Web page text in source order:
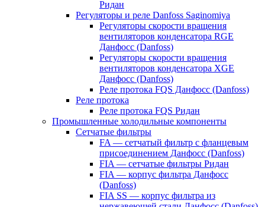
Ридан
Регуляторы и реле Danfoss Saginomiya
Регуляторы скорости вращения
вентиляторов конденсатора RGE
Данфосс (Danfoss)
Регуляторы скорости вращения
вентиляторов конденсатора XGE
Данфосс (Danfoss)
Реле протока FQS Данфосс (Danfoss)
Реле протока
Реле протока FQS Ридан
Промышленные холодильные компоненты
Сетчатые фильтры
FA — сетчатый фильтр с фланцевым
присоединением Данфосс (Danfoss)
FIA — сетчатые фильтры Ридан
FIA — корпус фильтра Данфосс
(Danfoss)
FIA SS — корпус фильтра из